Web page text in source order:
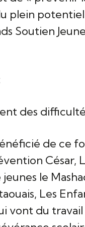
plein
Soutien
des
de ce
César,
le
Les
du travail